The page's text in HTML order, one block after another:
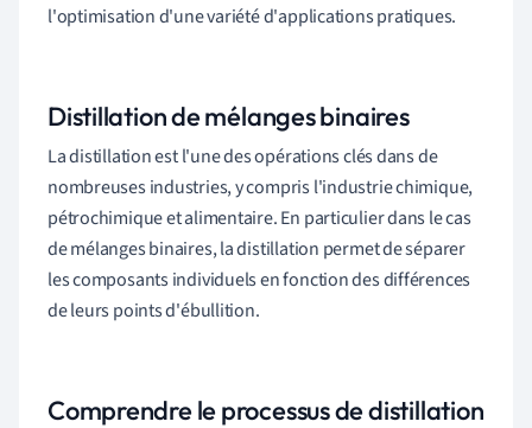
l'optimisation d'une variété d'applications pratiques.
Distillation de mélanges binaires
La distillation est l'une des opérations clés dans de
nombreuses industries, y compris l'industrie chimique,
pétrochimique et alimentaire. En particulier dans le cas
de mélanges binaires, la distillation permet de séparer
les composants individuels en fonction des différences
de leurs points d'ébullition.
Comprendre le processus de distillation